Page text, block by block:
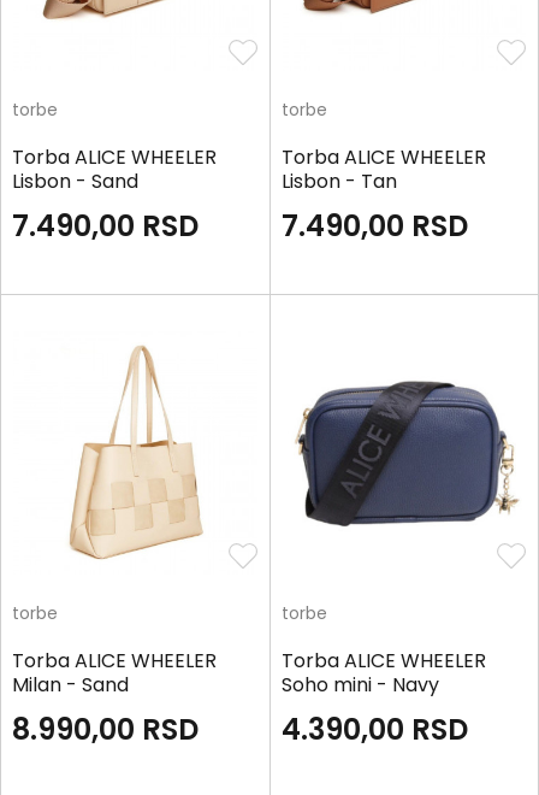
torbe
Torba ALICE WHEELER
Lisbon - Sand
7.490,00 RSD
torbe
Torba ALICE WHEELER
Lisbon - Tan
7.490,00 RSD
torbe
Torba ALICE WHEELER
Milan - Sand
8.990,00 RSD
torbe
Torba ALICE WHEELER
Soho mini - Navy
4.390,00 RSD